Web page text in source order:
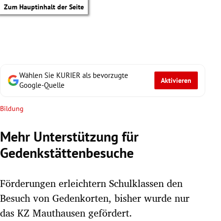
Zum Hauptinhalt der Seite
Untermenü
Wählen Sie KURIER als bevorzugte
Google-Quelle
Aktivieren
Bildung
Mehr Unterstützung für
Gedenkstättenbesuche
Förderungen erleichtern Schulklassen den
Besuch von Gedenkorten, bisher wurde nur
das KZ Mauthausen gefördert.